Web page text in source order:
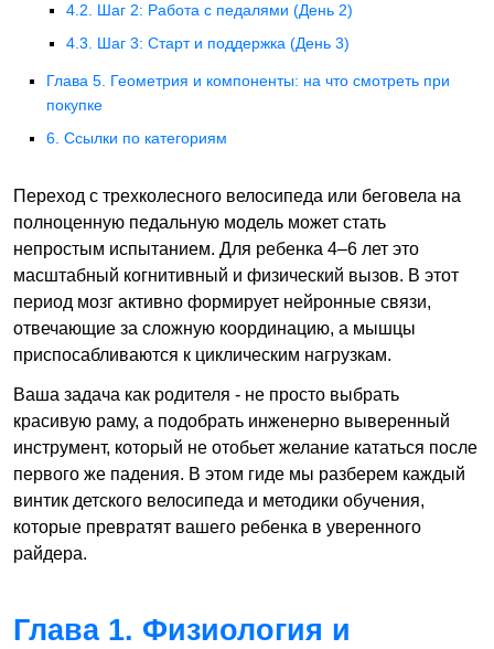
4.2. Шаг 2: Работа с педалями (День 2)
4.3. Шаг 3: Старт и поддержка (День 3)
Глава 5. Геометрия и компоненты: на что смотреть при
покупке
6. Ссылки по категориям
Переход с трехколесного велосипеда или беговела на
полноценную педальную модель может стать
непростым испытанием. Для ребенка 4–6 лет это
масштабный когнитивный и физический вызов. В этот
период мозг активно формирует нейронные связи,
отвечающие за сложную координацию, а мышцы
приспосабливаются к циклическим нагрузкам.
Ваша задача как родителя - не просто выбрать
красивую раму, а подобрать инженерно выверенный
инструмент, который не отобьет желание кататься после
первого же падения. В этом гиде мы разберем каждый
винтик детского велосипеда и методики обучения,
которые превратят вашего ребенка в уверенного
райдера.
Глава 1. Физиология и